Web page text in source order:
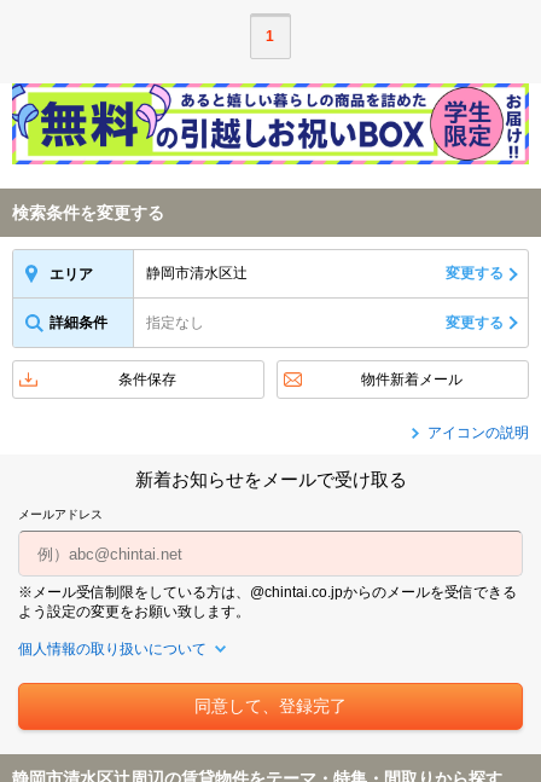
1
検索条件を変更する
エリア 静岡市清水区辻 変更する
詳細条件 指定なし 変更する
条件保存 物件新着メール
アイコンの説明
新着お知らせをメールで受け取る
メールアドレス
※メール受信制限をしている方は、@chintai.co.jpからのメールを受信できる
よう設定の変更をお願い致します。
個人情報の取り扱いについて